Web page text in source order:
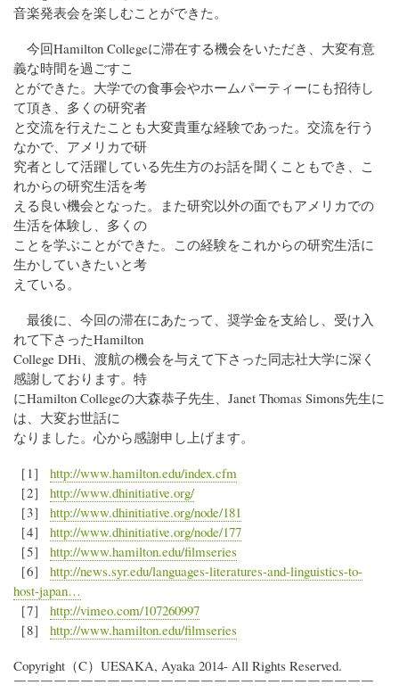
音楽発表会を楽しむことができた。
今回Hamilton Collegeに滞在する機会をいただき、大変有意
義な時間を過ごすこ
とができた。大学での食事会やホームパーティーにも招待し
て頂き、多くの研究者
と交流を行えたことも大変貴重な経験であった。交流を行う
なかで、アメリカで研
究者として活躍している先生方のお話を聞くこともでき、こ
れからの研究生活を考
える良い機会となった。また研究以外の面でもアメリカでの
生活を体験し、多くの
ことを学ぶことができた。この経験をこれからの研究生活に
生かしていきたいと考
えている。
最後に、今回の滞在にあたって、奨学金を支給し、受け入
れて下さったHamilton
College DHi、渡航の機会を与えて下さった同志社大学に深く
感謝しております。特
にHamilton Collegeの大森恭子先生、Janet Thomas Simons先生に
は、大変お世話に
なりました。心から感謝申し上げます。
［1］ http://www.hamilton.edu/index.cfm
［2］ http://www.dhinitiative.org/
［3］ http://www.dhinitiative.org/node/181
［4］ http://www.dhinitiative.org/node/177
［5］ http://www.hamilton.edu/filmseries
［6］ http://news.syr.edu/languages-literatures-and-linguistics-to-
host-japan…
［7］ http://vimeo.com/107260997
［8］ http://www.hamilton.edu/filmseries
Copyright（C）UESAKA, Ayaka 2014- All Rights Reserved.
￣￣￣￣￣￣￣￣￣￣￣￣￣￣￣￣￣￣￣￣￣￣￣￣￣￣￣